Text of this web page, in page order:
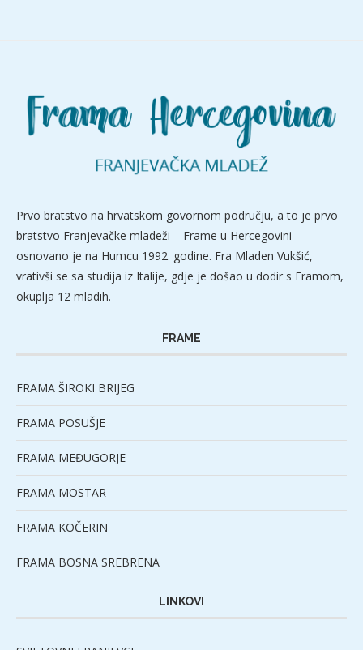
Prvo bratstvo na hrvatskom govornom području, a to je prvo
bratstvo Franjevačke mladeži – Frame u Hercegovini
osnovano je na Humcu 1992. godine. Fra Mladen Vukšić,
vrativši se sa studija iz Italije, gdje je došao u dodir s Framom,
okuplja 12 mladih.
FRAME
FRAMA ŠIROKI BRIJEG
FRAMA POSUŠJE
FRAMA MEĐUGORJE
FRAMA MOSTAR
FRAMA KOČERIN
FRAMA BOSNA SREBRENA
LINKOVI